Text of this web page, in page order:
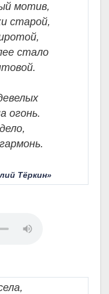
мотив,
старой,
стало
огонь.
Тёркин»